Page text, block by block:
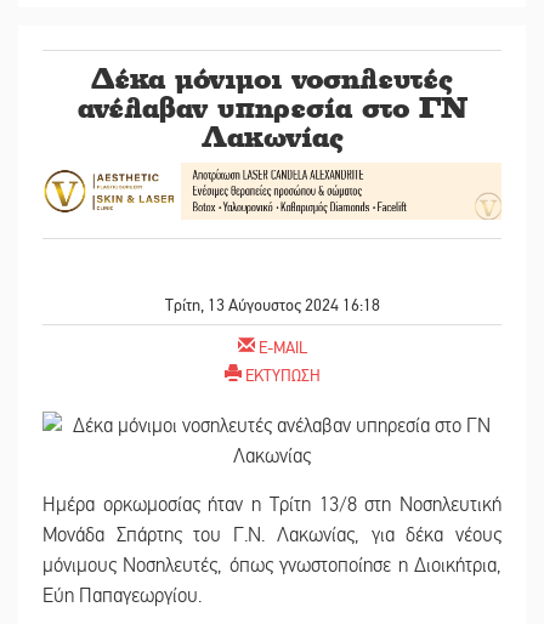
Δέκα μόνιμοι νοσηλευτές
ανέλαβαν υπηρεσία στο ΓΝ
Λακωνίας
Τρίτη, 13 Αύγουστος 2024 16:18
E-MAIL
ΕΚΤΥΠΩΣΗ
Ημέρα ορκωμοσίας ήταν η Τρίτη 13/8 στη Νοσηλευτική
Μονάδα Σπάρτης του Γ.Ν. Λακωνίας, για δέκα νέους
μόνιμους Νοσηλευτές, όπως γνωστοποίησε η Διοικήτρια,
Εύη Παπαγεωργίου.